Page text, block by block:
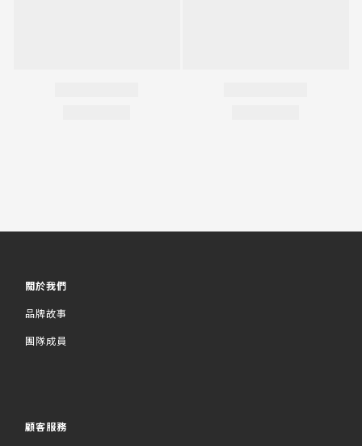
關於我們
品牌故事
團隊成員
顧客服務